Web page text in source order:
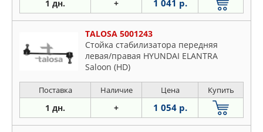
1 дн. + 1 041 р.
TALOSA 5001243
Стойка стабилизатора передняя
левая/правая HYUNDAI ELANTRA
Saloon (HD)
Поставка Наличие Цена Купить
1 дн. + 1 054 р.